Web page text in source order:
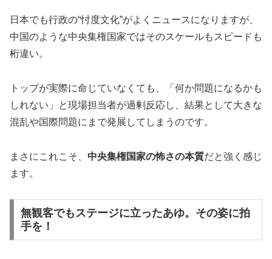
日本でも行政の“忖度文化”がよくニュースになりますが、
中国のような中央集権国家ではそのスケールもスピードも
桁違い。
トップが実際に命じていなくても、「何か問題になるかも
しれない」と現場担当者が過剰反応し、結果として大きな
混乱や国際問題にまで発展してしまうのです。
まさにこれこそ、 中央集権国家の怖さの本質だと強く感じ
ます。
無観客でもステージに立ったあゆ。その姿に拍
手を！